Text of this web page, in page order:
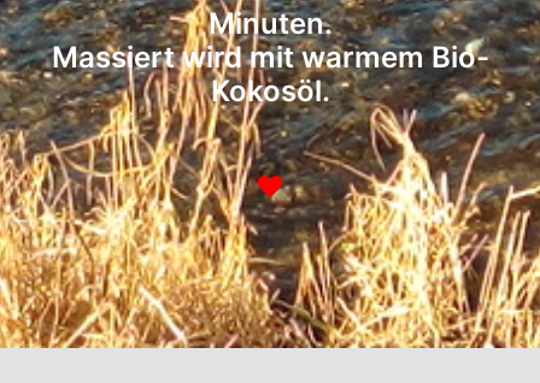
Minuten.
Massiert wird mit warmem Bio-
Kokosöl.
♥